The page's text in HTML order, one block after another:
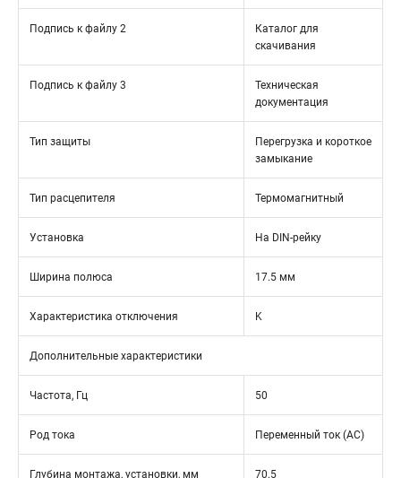
Подпись к файлу 2
Каталог для
скачивания
Подпись к файлу 3
Техническая
документация
Тип защиты
Перегрузка и короткое
замыкание
Тип расцепителя Термомагнитный
Установка На DIN-рейку
Ширина полюса 17.5 мм
Характеристика отключения K
Дополнительные характеристики
Частота, Гц 50
Род тока Переменный ток (AC)
Глубина монтажа, установки, мм 70.5